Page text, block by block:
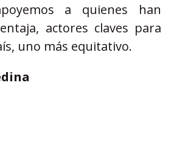
a quienes han
actores claves para
uno más equitativo.